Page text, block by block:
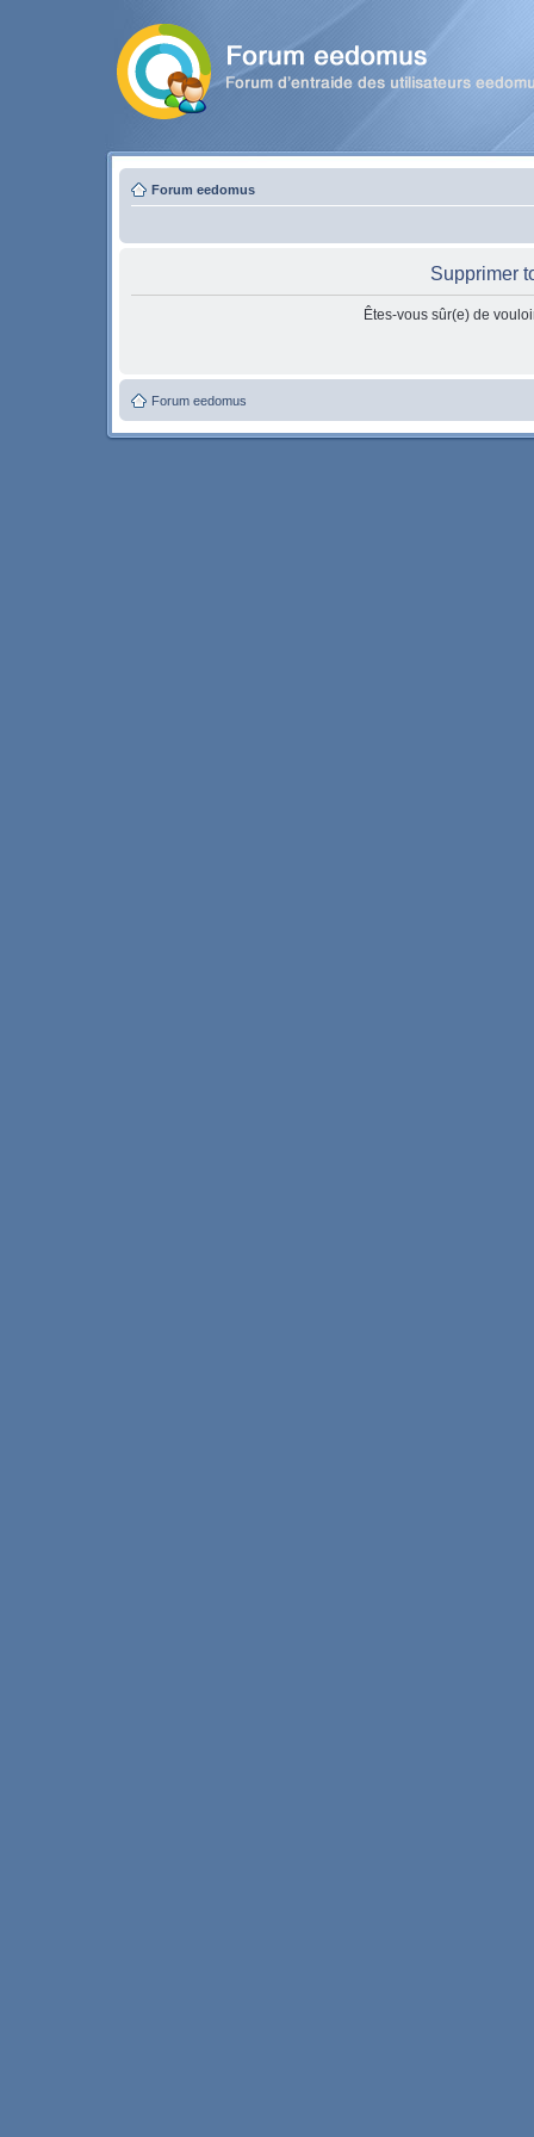
Forum eedomus
Supprimer
Êtes-vous sûr(e) de
Forum eedomus